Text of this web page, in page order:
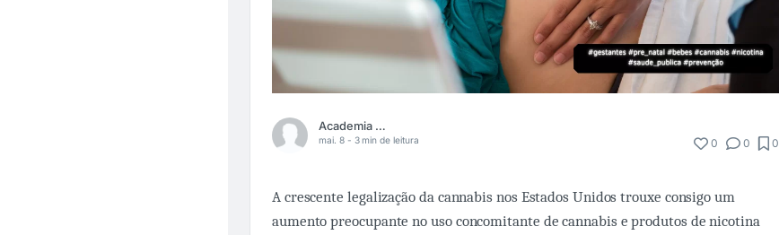
Academia Médica
mai. 8 - 3 min de leitura 0 0 0
A crescente legalização da cannabis nos Estados Unidos trouxe consigo um
aumento preocupante no uso concomitante de cannabis e produtos de nicotina